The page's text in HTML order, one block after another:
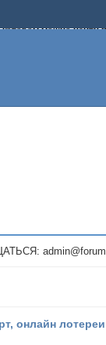
можно
или сайт не
новые темы,
онлайн